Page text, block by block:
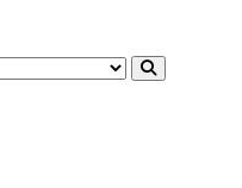
книги, учебники на